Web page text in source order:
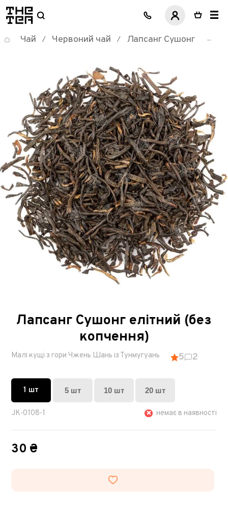
логотип
Чай / Червоний чай / Лапсанг Сушонг
Лапсанг Сушонг елітний (без
копчення)
Малі кущі з гори Чжень Шань із Тунмугуань 5 2
1 шт 5 шт 10 шт 20 шт
JK-0108-1 немає в наявності
30 ₴